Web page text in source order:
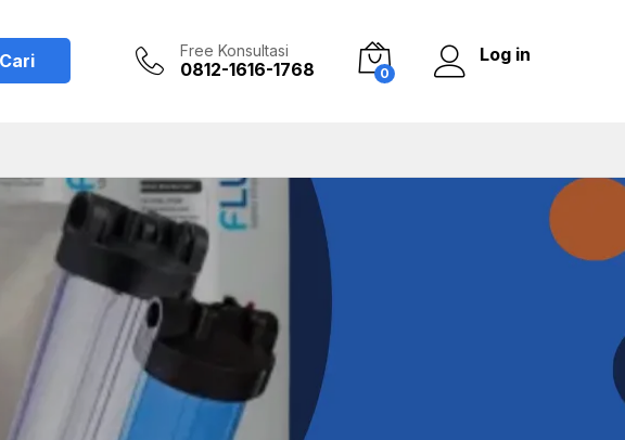
Cari Free Konsultasi
0812-1616-1768 0
Log in